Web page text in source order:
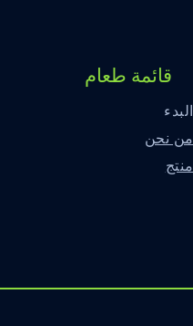
قائمة طعام
البدء
من نحن
منتج